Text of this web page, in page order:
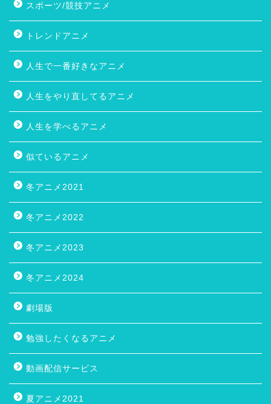
スポーツ/競技アニメ
トレンドアニメ
人生で一番好きなアニメ
人生をやり直してるアニメ
人生を学べるアニメ
似ているアニメ
冬アニメ2021
冬アニメ2022
冬アニメ2023
冬アニメ2024
劇場版
勉強したくなるアニメ
動画配信サービス
夏アニメ2021